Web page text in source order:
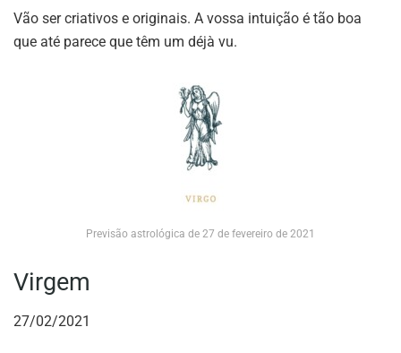
Vão ser criativos e originais. A vossa intuição é tão boa
que até parece que têm um déjà vu.
Previsão astrológica de 27 de fevereiro de 2021
Virgem
27/02/2021